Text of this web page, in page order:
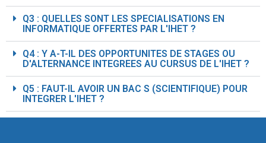
Q3 : QUELLES SONT LES SPECIALISATIONS EN
INFORMATIQUE OFFERTES PAR L'IHET ?
Q4 : Y A-T-IL DES OPPORTUNITES DE STAGES OU
D'ALTERNANCE INTEGREES AU CURSUS DE L'IHET ?
Q5 : FAUT-IL AVOIR UN BAC S (SCIENTIFIQUE) POUR
INTEGRER L'IHET ?